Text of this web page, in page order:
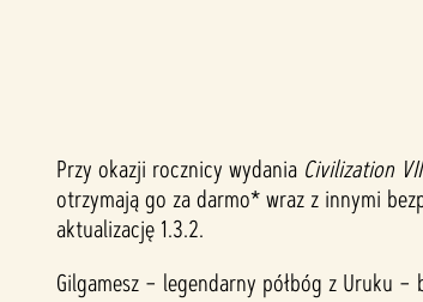
A
c
Przy okazji rocznicy wydania Civilization VII
otrzymają go za darmo* wraz z innymi
aktualizację 1.3.2.
Gilgamesz – legendarny półbóg z Uruku